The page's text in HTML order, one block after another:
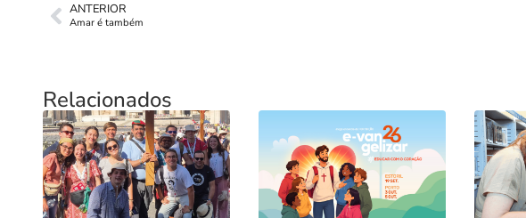
ANTERIOR
Amar é também
Relacionados